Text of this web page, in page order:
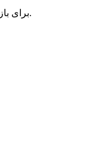
برای باز کردن کانال رسمی، روی یک آیکن بزنید.